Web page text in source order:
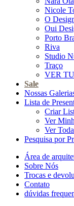
Nicole
O
Oui
Porto
Riva
Studio
Traço
VER
Sale
Nossas
Lista de
Criar
Ver
Ver
Pesquisa por
Área de
Sobre Nós
Trocas e
Contato
dúvidas